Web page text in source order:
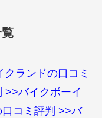
クランドの口コミ
>>バイクボーイ
コミ評判 >>バ